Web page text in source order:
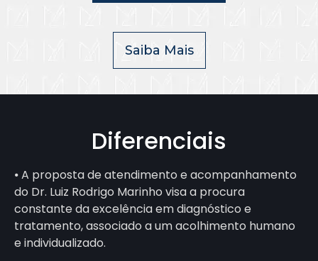
Saiba Mais
Diferenciais
⦁ A proposta de atendimento e acompanhamento
do Dr. Luiz Rodrigo Marinho visa a procura
constante da excelência em diagnóstico e
tratamento, associado a um acolhimento humano
e individualizado.